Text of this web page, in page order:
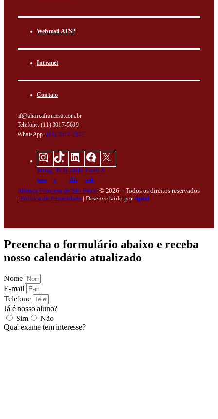
Webmail AFSP
Intranet
Contato
af@aliancafrancesa.com.br
Telefone: (11) 3017-5699
WhatsApp:(11) 3572-2377
Instag
ram
TikTo
k
Linke
dIn
Faceb
ook
X
Aliança Francesa de São Paulo © 2026 – Todos os direitos reservados
| Política de Privacidade | Desenvolvido por Apiki
Preencha o formulário abaixo e receba
nosso calendário atualizado
Nome
E-mail
Telefone
Já é nosso aluno?
Sim
Não
Qual exame tem interesse?